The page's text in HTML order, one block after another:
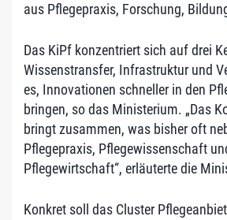
aus Pflegepraxis, Forschung,
Das KiPf konzentriert sich auf drei
Wissenstransfer, Infrastruktur und
es, Innovationen schneller in den
bringen, so das Ministerium. „Das
bringt zusammen, was bisher oft
Pflegepraxis, Pflegewissenschaft
Pflegewirtschaft“, erläuterte die
Konkret soll das Cluster